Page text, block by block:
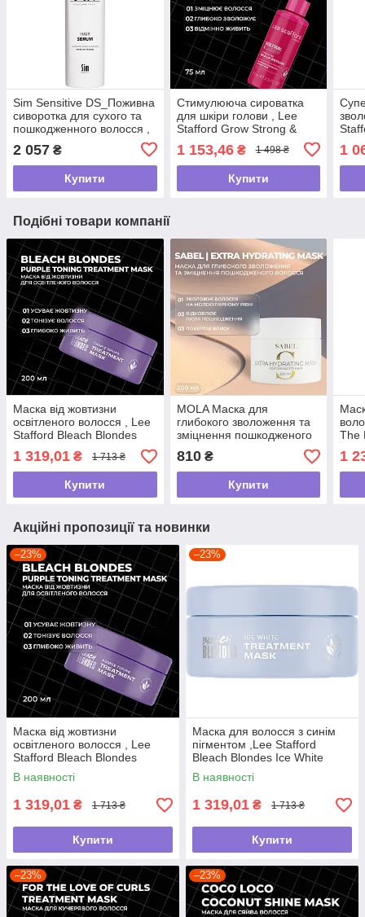
Sim Sensitive DS_Поживна
сиворотка для сухого та
пошкодженного волосся ,
2 057 ₴
Купити
Стимулююча сироватка
для шкіри голови , Lee
Stafford Grow Strong &
Serum,75мл
1 153,46₴ 1 498 ₴
Купити
мл
1
Подібні товари компанії
Маска від жовтизни
освітленого волосся , Lee
Stafford Bleach Blondes
Purple Toning Treatment
,200мл
1 319,01 ₴ 1 713 ₴
Купити
MOLA Маска для
глибокого зволоження та
зміцнення пошкодженого
волосся SABEL, 200 мл
810₴
Купити
The
1
Акційні пропозиції та новинки
–23%
Маска від жовтизни
освітленого волосся , Lee
Stafford Bleach Blondes
Purple Toning Treatment
,200мл
В наявності
1 319,01 ₴ 1 713 ₴
Купити
–23%
Маска для волосся з синім
пігментом ,Lee Stafford
Bleach Blondes Ice White
Toning Treatment Mask,200
мл
В наявності
1 319,01 ₴ 1 713 ₴
Купити
–23% –23%